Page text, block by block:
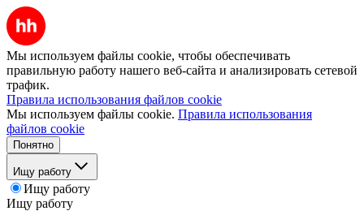
Мы используем файлы cookie, чтобы обеспечивать
правильную работу нашего веб-сайта и анализировать сетевой
трафик.
Правила использования файлов cookie
Мы используем файлы cookie. Правила использования
файлов cookie
Понятно
Ищу работу
Ищу работу
Ищу работу